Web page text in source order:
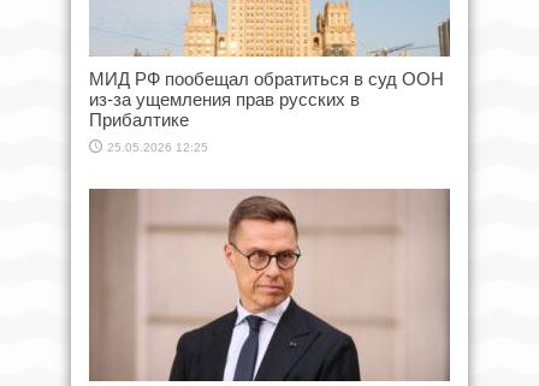
МИД РФ пообещал обратиться в суд ООН
из-за ущемления прав русских в
Прибалтике
25.05.2026 12:25